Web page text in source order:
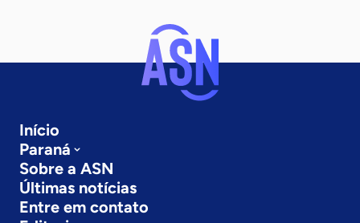
Início
Paraná
Sobre a ASN
Últimas notícias
Entre em contato